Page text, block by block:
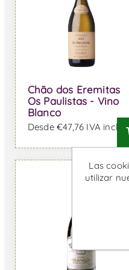
Chão dos Eremitas
Os Paulistas - Vino
Blanco
Desde €47,76 IVA incl.
Las
utilizar